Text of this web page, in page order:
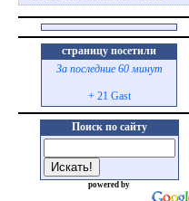
страницу посетили
За последние 60 минут
+ 21 Gast
Поиск по сайту
powered by